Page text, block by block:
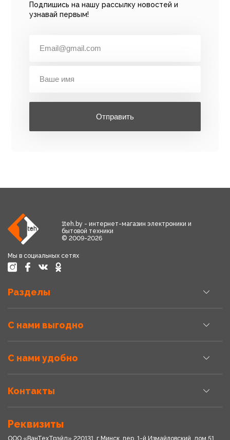
Подпишись на нашу рассылку новостей и
узнавай первым!
Отправить
1teh.by - интернет-магазин электроники и
бытовой техники
© 2009-2026
Мы в социальных сетях
Разделы
С нами выгодно
С нами удобно
Контакты
Реквизиты
ООО «ВанТехТрэйд» 220131, г.Минск, пер. 1-й Измайловский, дом 51